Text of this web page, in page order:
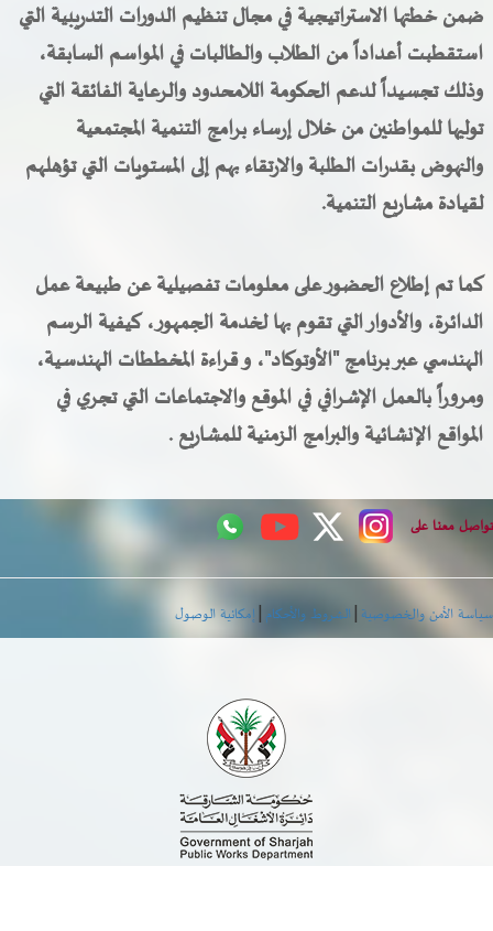
ضمن خطتها الاستراتيجية في مجال تنظيم الدورات التدريبية التي
استقطبت أعداداً من الطلاب والطالبات في المواسم السابقة،
وذلك تجسيداً لدعم الحكومة اللامحدود والرعاية الفائقة التي
توليها للمواطنين من خلال إرساء برامج التنمية المجتمعية
والنهوض بقدرات الطلبة والارتقاء بهم إلى المستويات التي تؤهلهم
لقيادة مشاريع التنمية.
كما تم إطلاع الحضور على معلومات تفصيلية عن طبيعة عمل
الدائرة، والأدوار التي تقوم بها لخدمة الجمهور، كيفية الرسم
الهندسي عبر برنامج "الأوتوكاد"، و قراءة المخططات الهندسية،
ومروراً بالعمل الإشرافي في الموقع والاجتماعات التي تجري في
المواقع الإنشائية والبرامج الزمنية للمشاريع .
معنا على
الأمن والخصوصية| الشروط والأحكام| إمكانية الوصول